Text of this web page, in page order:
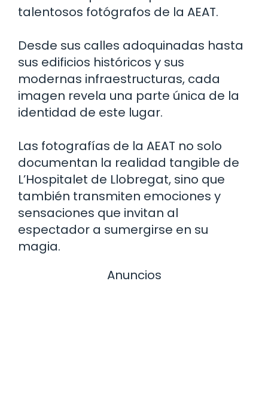
talentosos fotógrafos de la AEAT.
Desde sus calles adoquinadas hasta
sus edificios históricos y sus
modernas infraestructuras, cada
imagen revela una parte única de la
identidad de este lugar.
Las fotografías de la AEAT no solo
documentan la realidad tangible de
L’Hospitalet de Llobregat, sino que
también transmiten emociones y
sensaciones que invitan al
espectador a sumergirse en su
magia.
Anuncios